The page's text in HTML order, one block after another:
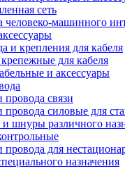
сеть
человеко-машинного
и крепления для кабеля
для кабеля
и аксессуары
провода связи
провода силовые для
шнуры различного
провода для
назначения